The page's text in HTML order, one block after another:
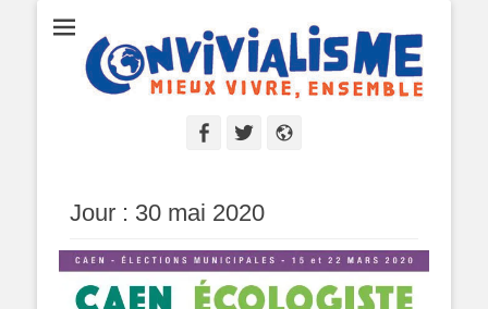
Convivialisme
Mieux vivre, ensemble
Facebook
Twitter
Jour : 30 mai 2020